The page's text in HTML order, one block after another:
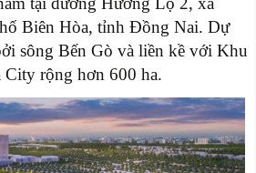
Biên Hòa, tỉnh Đồng Nai. Dự
sông Bến Gò và liền kề với Khu
rộng hơn 600 ha.